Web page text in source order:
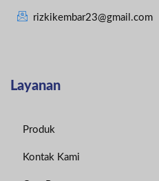
rizkikembar23@gmail.com
Layanan
Produk
Kontak Kami